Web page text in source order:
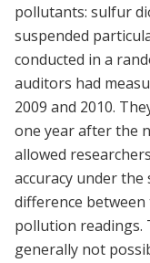
pollutants: sulfur
suspended
conducted in a
auditors had
2009 and 2010.
one year after the
allowed
accuracy under the
difference
pollution readings.
generally not